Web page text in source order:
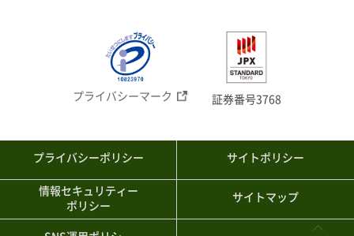
プライバシーマーク 証券番号3768
プライバシーポリシー
情報セキュリティー
ポリシー
サイトポリシー
サイトマップ